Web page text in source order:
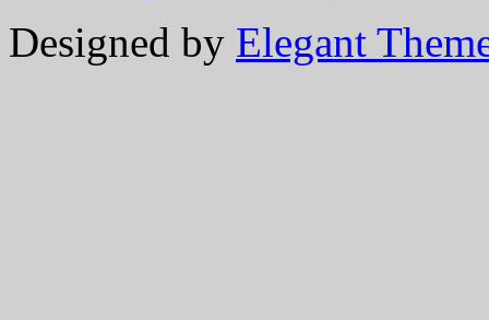
Designed by Elegant